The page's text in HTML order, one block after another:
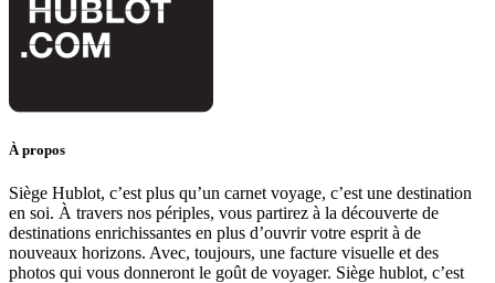
À propos
Siège Hublot, c’est plus qu’un carnet voyage, c’est une destination
en soi. À travers nos périples, vous partirez à la découverte de
destinations enrichissantes en plus d’ouvrir votre esprit à de
nouveaux horizons. Avec, toujours, une facture visuelle et des
photos qui vous donneront le goût de voyager. Siège hublot, c’est